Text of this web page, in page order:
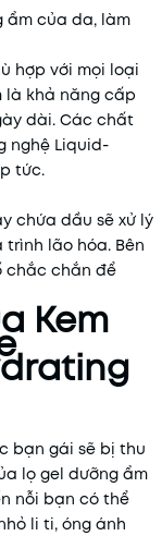
ẩm của da, làm
hợp với mọi loại
khả năng cấp
dài. Các chất
nghệ Liquid-
tức.
chứa dầu sẽ xử lý
lão hóa. Bên
chắc chắn để
Kem
bạn gái sẽ bị thu
lọ gel dưỡng ẩm
nỗi bạn có thể
li ti, óng ánh